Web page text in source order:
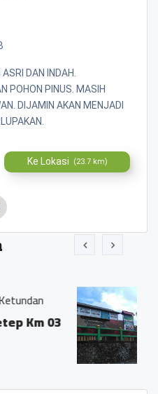
DAN INDAH.
POHON PINUS. MASIH
DIJAMIN AKAN MENJADI
Ke Lokasi (23.7 km)
Sd Negeri Sobowono
Jl Sobowono,
0.02 KM